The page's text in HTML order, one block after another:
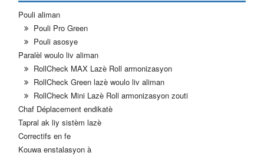
Pouli aliman
Pouli Pro Green
Pouli asosye
Paralèl woulo liv aliman
RollCheck MAX Lazè Roll armonizasyon
RollCheck Green lazè woulo liv aliman
RollCheck Mini Lazè Roll armonizasyon zouti
Chaf Déplacement endikatè
Tapral ak liy sistèm lazè
Correctifs en fe
Kouwa enstalasyon à